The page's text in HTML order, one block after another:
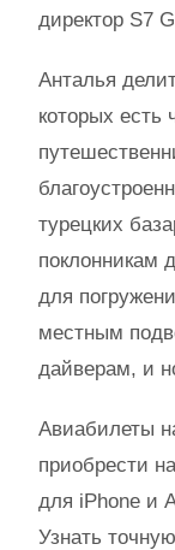
директор S7
Анталья
которых есть
турецких
поклонникам
для
местным
дайверам, и
Авиабилеты
приобрести
для iPhone и
Узнать